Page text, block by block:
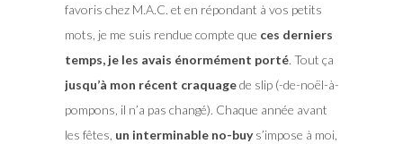
favoris chez M.A.C. et en répondant à vos petits
mots, je me suis rendue compte que ces derniers
temps, je les avais énormément porté. Tout ça
jusqu’à mon récent craquagede slip (-de-noël-à-
pompons, il n’a pas changé). Chaque année avant
les fêtes, un interminable no-buys’impose à moi,